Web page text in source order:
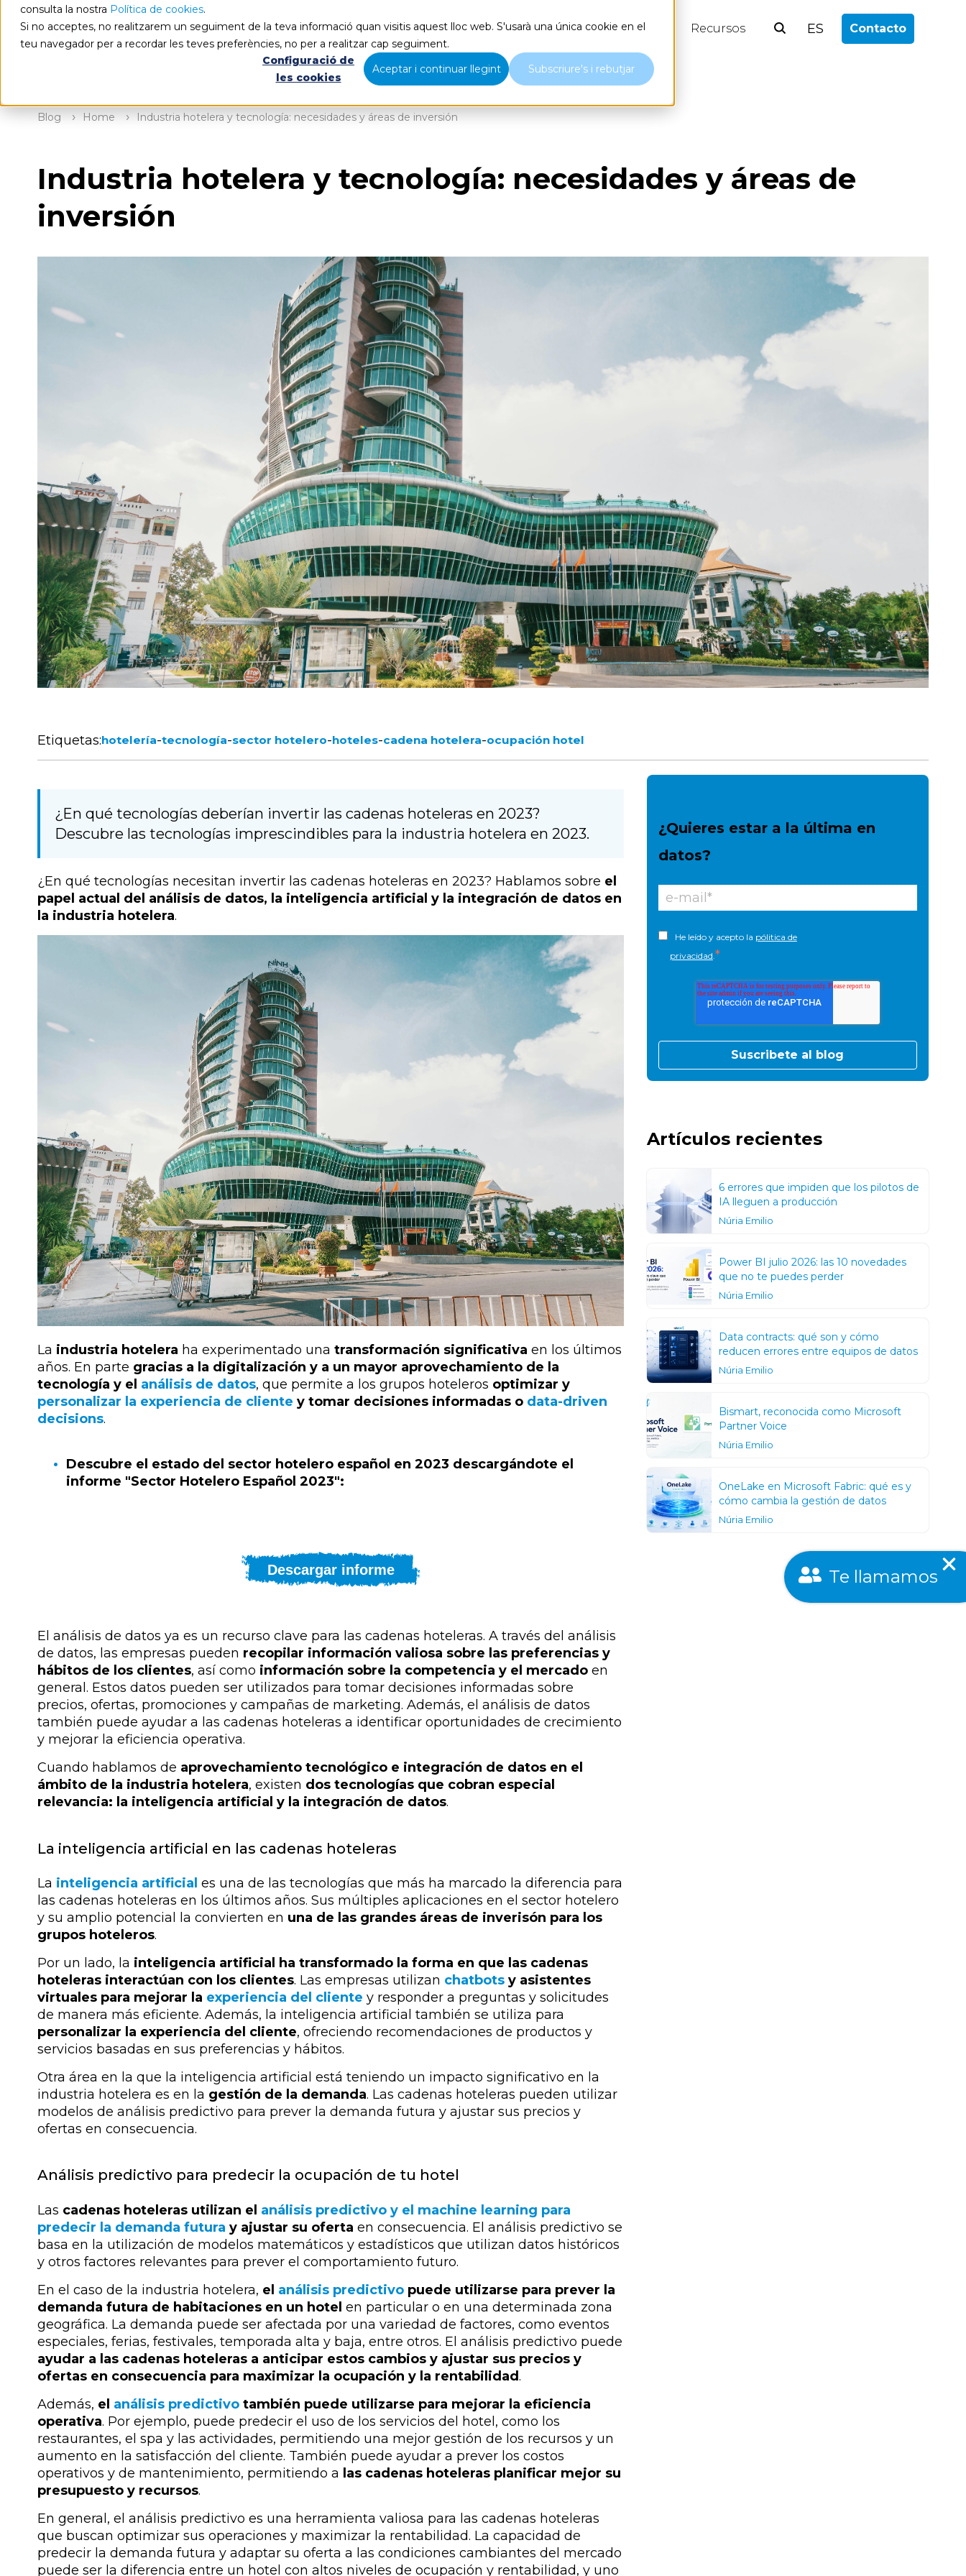
consulta la nostra Política de cookies.
Si no acceptes, no realitzarem un seguiment de la teva informació quan visitis aquest lloc web. S'usarà una única cookie en el
teu navegador per a recordar les teves preferències, no per a realitzar cap seguiment.
Configuració de
les cookies
Aceptar i continuar llegint Subscriure's i rebutjar
Qué hacemos Nosotros Blog Recursos ES Contacto
Blog Home Industria hotelera y tecnología: necesidades y áreas de inversión
Industria hotelera y tecnología: necesidades y áreas de
inversión
Etiquetas:hotelería-tecnología-sector hotelero-hoteles-cadena hotelera-ocupación hotel
¿En qué tecnologías deberían invertir las cadenas hoteleras en 2023?
Descubre las tecnologías imprescindibles para la industria hotelera en 2023.
¿En qué tecnologías necesitan invertir las cadenas hoteleras en 2023? Hablamos sobre el
papel actual del análisis de datos, la inteligencia artificial y la integración de datos en
la industria hotelera.
La industria hotelera ha experimentado una transformación significativa en los últimos
años. En parte gracias a la digitalización y a un mayor aprovechamiento de la
tecnología y el análisis de datos, que permite a los grupos hoteleros optimizar y
personalizar la experiencia de cliente y tomar decisiones informadas o data-driven
decisions.
Descubre el estado del sector hotelero español en 2023 descargándote el
informe "Sector Hotelero Español 2023":
Descargar informe
El análisis de datos ya es un recurso clave para las cadenas hoteleras. A través del análisis
de datos, las empresas pueden recopilar información valiosa sobre las preferencias y
hábitos de los clientes, así como información sobre la competencia y el mercado en
general. Estos datos pueden ser utilizados para tomar decisiones informadas sobre
precios, ofertas, promociones y campañas de marketing. Además, el análisis de datos
también puede ayudar a las cadenas hoteleras a identificar oportunidades de crecimiento
y mejorar la eficiencia operativa.
Cuando hablamos de aprovechamiento tecnológico e integración de datos en el
ámbito de la industria hotelera, existen dos tecnologías que cobran especial
relevancia: la inteligencia artificial y la integración de datos.
La inteligencia artificial en las cadenas hoteleras
La inteligencia artificial es una de las tecnologías que más ha marcado la diferencia para
las cadenas hoteleras en los últimos años. Sus múltiples aplicaciones en el sector hotelero
y su amplio potencial la convierten en una de las grandes áreas de inverisón para los
grupos hoteleros.
Por un lado, la inteligencia artificial
ha transformado la forma en que las cadenas
hoteleras interactúan con los clientes. Las empresas utilizan chatbots y asistentes
virtuales para mejorar la experiencia del cliente y responder a preguntas y solicitudes
de manera más eficiente. Además, la inteligencia artificial también se utiliza para
personalizar la experiencia del cliente, ofreciendo recomendaciones de productos y
servicios basadas en sus preferencias y hábitos.
Otra área en la que la inteligencia artificial está teniendo un impacto significativo en la
industria hotelera es en la gestión de la demanda. Las cadenas hoteleras pueden utilizar
modelos de análisis predictivo para prever la demanda futura y ajustar sus precios y
ofertas en consecuencia.
Análisis predictivo para predecir la ocupación de tu hotel
Las cadenas hoteleras utilizan el análisis predictivo y el machine learning para
predecir la demanda futura y ajustar su oferta en consecuencia. El análisis predictivo se
basa en la utilización de modelos matemáticos y estadísticos que utilizan datos históricos
y otros factores relevantes para prever el comportamiento futuro.
En el caso de la industria hotelera, el análisis predictivo puede utilizarse para prever la
demanda futura de habitaciones en un hotel en particular o en una determinada zona
geográfica. La demanda puede ser afectada por una variedad de factores, como eventos
especiales, ferias, festivales, temporada alta y baja, entre otros. El análisis predictivo puede
ayudar a las cadenas hoteleras a anticipar estos cambios y ajustar sus precios y
ofertas en consecuencia para maximizar la ocupación y la rentabilidad.
Además, el análisis predictivo también puede utilizarse para mejorar la eficiencia
operativa. Por ejemplo, puede predecir el uso de los servicios del hotel, como los
restaurantes, el spa y las actividades, permitiendo una mejor gestión de los recursos y un
aumento en la satisfacción del cliente. También puede ayudar a prever los costos
operativos y de mantenimiento, permitiendo a las cadenas hoteleras planificar mejor su
presupuesto y recursos.
En general, el análisis predictivo es una herramienta valiosa para las cadenas hoteleras
que buscan optimizar sus operaciones y maximizar la rentabilidad. La capacidad de
predecir la demanda futura y adaptar su oferta a las condiciones cambiantes del mercado
puede ser la diferencia entre un hotel con altos niveles de ocupación y rentabilidad, y uno
¿Quieres estar a la última en
datos?
He leído y acepto la pólitica de
privacidad *
Artículos recientes
6 errores que impiden que los pilotos de
IA lleguen a producción
Núria Emilio
Power BI julio 2026: las 10 novedades
que no te puedes perder
Núria Emilio
Data contracts: qué son y cómo
reducen errores entre equipos de datos
Núria Emilio
Bismart, reconocida como Microsoft
Partner Voice
Núria Emilio
OneLake en Microsoft Fabric: qué es y
cómo cambia la gestión de datos
Núria Emilio
Te llamamos